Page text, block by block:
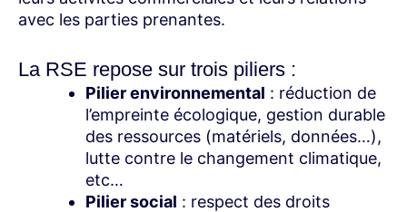
avec les parties prenantes.
La RSE repose sur trois piliers :
Pilier environnemental : réduction de
l’empreinte écologique, gestion durable
des ressources (matériels, données…),
lutte contre le changement climatique,
etc…
Pilier social : respect des droits